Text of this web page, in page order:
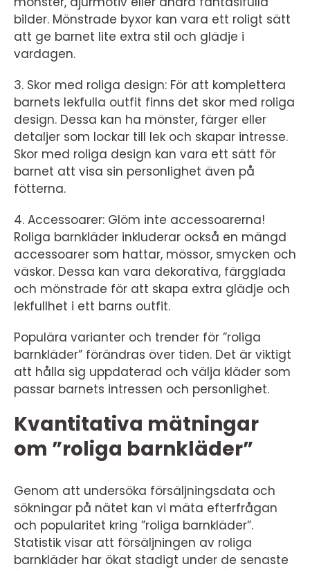
bilder. Mönstrade byxor kan vara ett roligt sätt
att ge barnet lite extra stil och glädje i
vardagen.
3. Skor med roliga design: För att komplettera
barnets lekfulla outfit finns det skor med roliga
design. Dessa kan ha mönster, färger eller
detaljer som lockar till lek och skapar intresse.
Skor med roliga design kan vara ett sätt för
barnet att visa sin personlighet även på
fötterna.
4. Accessoarer: Glöm inte accessoarerna!
Roliga barnkläder inkluderar också en mängd
accessoarer som hattar, mössor, smycken och
väskor. Dessa kan vara dekorativa, färgglada
och mönstrade för att skapa extra glädje och
lekfullhet i ett barns outfit.
Populära varianter och trender för ”roliga
barnkläder” förändras över tiden. Det är viktigt
att hålla sig uppdaterad och välja kläder som
passar barnets intressen och personlighet.
Kvantitativa mätningar
om ”roliga barnkläder”
Genom att undersöka försäljningsdata och
sökningar på nätet kan vi mäta efterfrågan
och popularitet kring ”roliga barnkläder”.
Statistik visar att försäljningen av roliga
barnkläder har ökat stadigt under de senaste